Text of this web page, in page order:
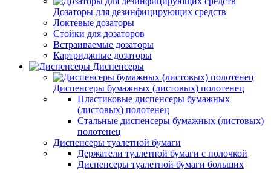
Дозаторы для дезинфицирующих средств
Локтевые дозаторы
Стойки для дозаторов
Встраиваемые дозаторы
Картриджные дозаторы
Диспенсеры
Диспенсеры бумажных (листовых) полотенец
Пластиковые диспенсеры бумажных
(листовых) полотенец
Стальные диспенсеры бумажных (листовых)
полотенец
Диспенсеры туалетной бумаги
Держатели туалетной бумаги с полочкой
Диспенсеры туалетной бумаги больших